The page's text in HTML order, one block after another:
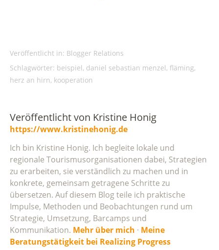
Veröffentlicht in: Blogger Relations
Schlagwörter: beispiel, daniel sebastian menzel, fläming,
herz an hirn, kooperation
Veröffentlicht von Kristine Honig
https://www.kristinehonig.de
Ich bin Kristine Honig. Ich begleite lokale und
regionale Tourismusorganisationen dabei, Strategien
zu erarbeiten, sie verständlich zu machen und in
konkrete, gemeinsam getragene Schritte zu
übersetzen. Auf diesem Blog teile ich praktische
Impulse, Methoden und Beobachtungen rund um
Strategie, Umsetzung, Barcamps und
Kommunikation. Mehr über mich · Meine
Beratungstätigkeit bei Realizing Progress